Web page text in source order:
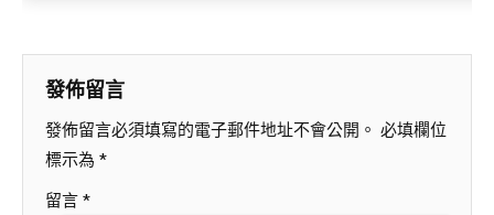
發佈留言
發佈留言必須填寫的電子郵件地址不會公開。 必填欄位
標示為 *
留言 *